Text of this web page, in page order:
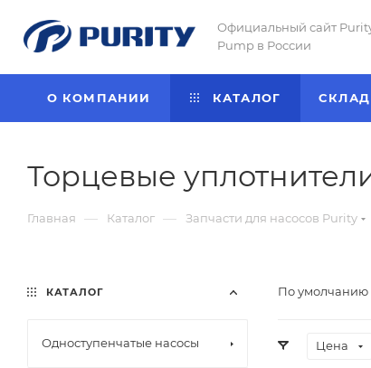
Официальный сайт
Pump в России
О КОМПАНИИ КАТАЛОГ CКЛАД
Торцевые
Главная — Каталог — Запчасти для насосов Purity
По умолчанию
Цена
КАТАЛОГ
Одноступенчатые насосы